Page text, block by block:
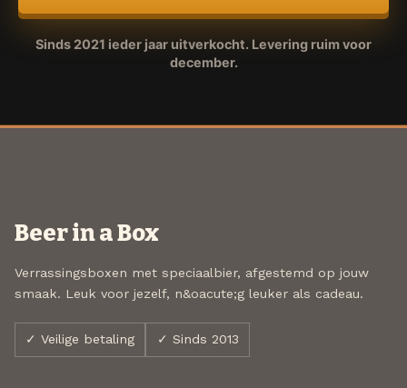
Sinds 2021 ieder jaar uitverkocht. Levering ruim voor
december.
Beer in a Box
Verrassingsboxen met speciaalbier, afgestemd op jouw
smaak. Leuk voor jezelf, n&oacute;g leuker als cadeau.
✓ Veilige betaling ✓ Sinds 2013